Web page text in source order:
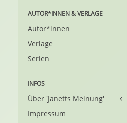
AUTOR*INNEN & VERLAGE
Autor*innen
Verlage
Serien
INFOS
Über 'Janetts Meinung'
Impressum